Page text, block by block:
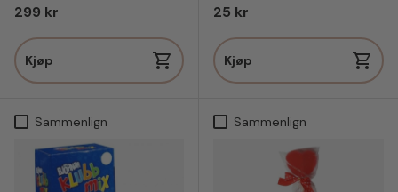
Vanlig pris
299 kr
Kjøp
Vanlig pris
25 kr
Kjøp
Sammenlign Sammenlign